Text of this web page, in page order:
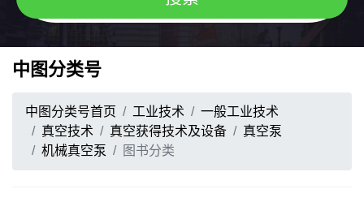
中图分类号
中图分类号首页 工业技术
一般工业技术
真空技术
真空获得技术及设备
真空泵
机械真空泵
图书分类